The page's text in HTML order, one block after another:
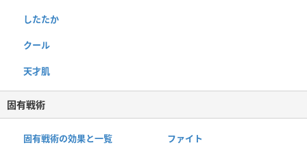
したたか
クール
天才肌
固有戦術
固有戦術の効果と一覧 ファイト